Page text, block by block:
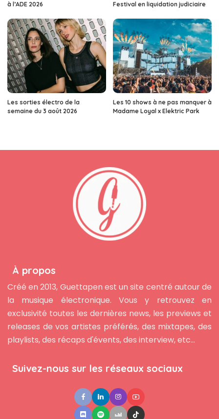
à l’ADE 2026
Festival en liquidation judiciaire
Les sorties électro de la
semaine du 3 août 2026
Les 10 shows à ne pas manquer à
Madame Loyal x Elektric Park
À propos
Créé en 2013, Guettapen est un site centré autour de
la musique électronique. Vous y retrouvez en
exclusivité toutes les dernières news, les previews et
releases de vos artistes préférés, des mixtapes, des
playlists, des récaps d'évents, des interview, etc...
Suivez-nous sur les réseaux sociaux